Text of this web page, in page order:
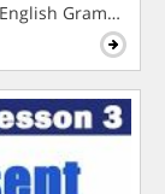
Grammar